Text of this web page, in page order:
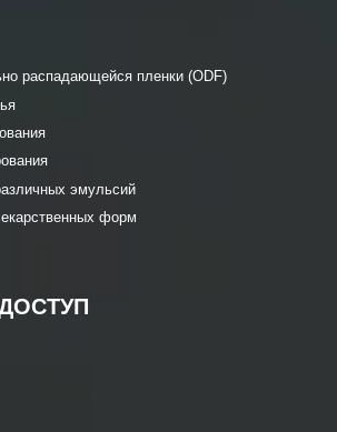
распадающейся пленки (ODF)
эмульсий
форм